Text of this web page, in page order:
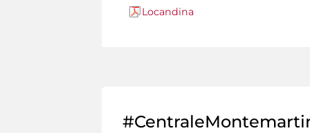
Locandina